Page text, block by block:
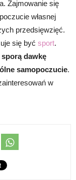
Zajmowanie się
własnej
przedsięwzięć.
się być sport.
dawkę
samopoczucie.
w